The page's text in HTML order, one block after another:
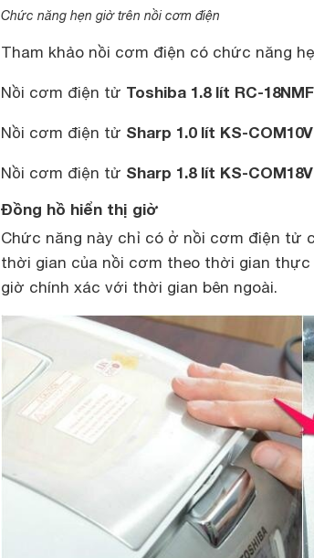
Chức năng hẹn giờ trên nồi cơm điện
Tham khảo nồi cơm điện có chức năng
Nồi cơm điện tử Toshiba 1.8 lít RC-
Nồi cơm điện tử Sharp 1.0 lít KS-COM10V
Nồi cơm điện tử Sharp 1.8 lít KS-COM18V
Đồng hồ hiển thị giờ
Chức năng này chỉ có ở nồi cơm điện tử
thời gian của nồi cơm theo thời gian
giờ chính xác với thời gian bên ngoài.